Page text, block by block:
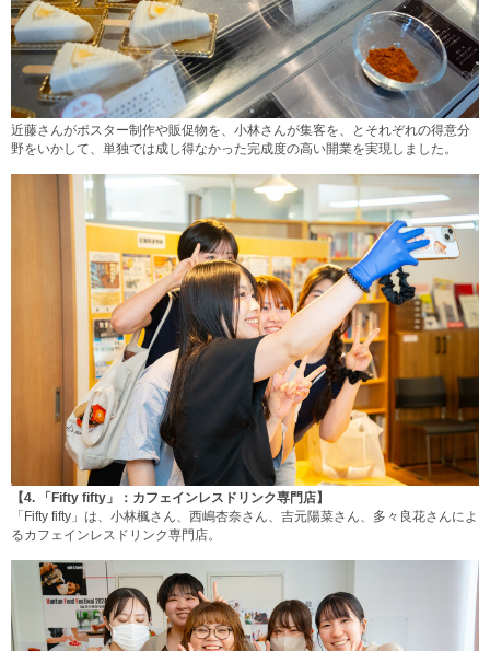
近藤さんがポスター制作や販促物を、小林さんが集客を、とそれぞれの得意分
野をいかして、単独では成し得なかった完成度の高い開業を実現しました。
【4.
「Fifty fifty」：カフェインレスドリンク専門店】
「Fifty fifty」は、小林楓さん、西嶋杏奈さん、吉元陽菜さん、多々良花さんによ
るカフェインレスドリンク専門店。